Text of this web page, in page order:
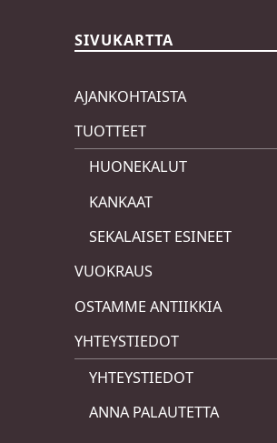
SIVUKARTTA
AJANKOHTAISTA
TUOTTEET
HUONEKALUT
KANKAAT
SEKALAISET ESINEET
VUOKRAUS
OSTAMME ANTIIKKIA
YHTEYSTIEDOT
YHTEYSTIEDOT
ANNA PALAUTETTA